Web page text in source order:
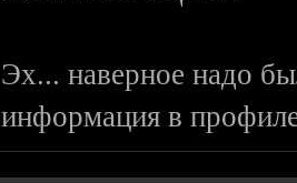
Эх... наверное надо
информация в